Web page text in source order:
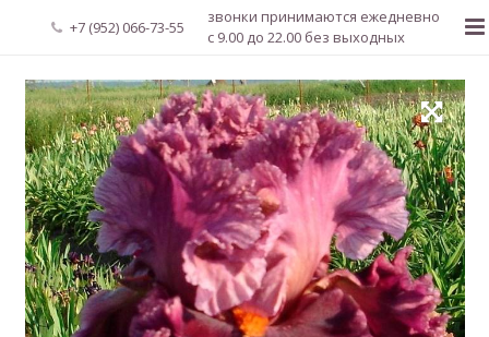
+7 (952) 066-73-55
звонки принимаются ежедневно
с 9.00 до 22.00 без выходных
Главная
О нас
Новости
Каталог растений
Доставка и оплата
Мой аккаунт